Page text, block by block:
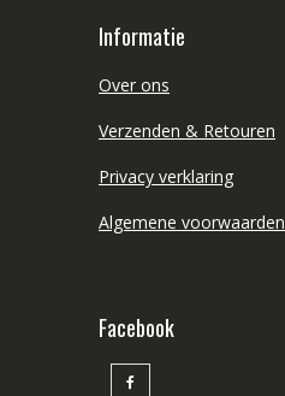
Informatie
Over ons
Verzenden & Retouren
Privacy verklaring
Algemene voorwaarden
Facebook